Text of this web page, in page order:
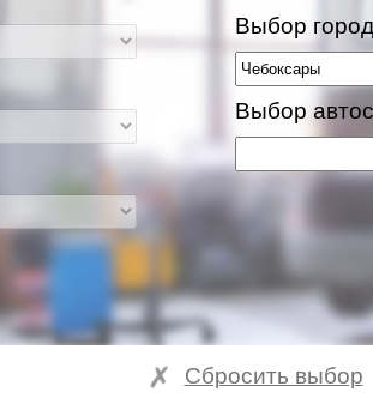
Выбор
Выбор
Сбросить выбор